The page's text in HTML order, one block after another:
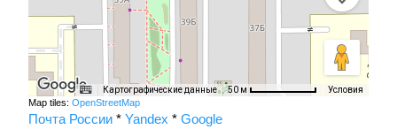
Картографические данные 50 м Условия
Map tiles: OpenStreetMap
Почта России * Yandex * Google